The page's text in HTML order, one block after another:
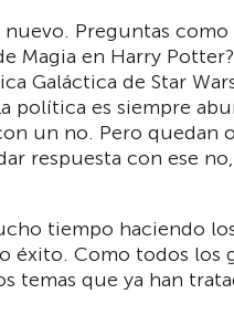
nuevo. Preguntas como
Magia en Harry Potter?
Galáctica de Star
política es siempre
un no. Pero quedan
respuesta con ese
tiempo haciendo
éxito. Como todos los
temas que ya han